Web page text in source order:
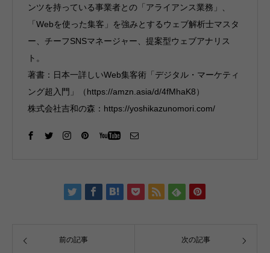
ンツを持っている事業者との「アライアンス業務」、
「Webを使った集客」を強みとするウェブ解析士マスタ
ー、チーフSNSマネージャー、提案型ウェブアナリス
ト。
著書：日本一詳しいWeb集客術「デジタル・マーケティ
ング超入門」（https://amzn.asia/d/4fMhaK8）
株式会社吉和の森：https://yoshikazunomori.com/
前の記事 次の記事